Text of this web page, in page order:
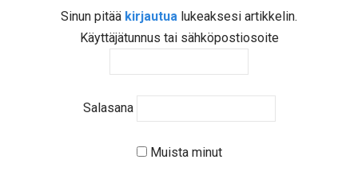
Sinun pitää kirjautua lukeaksesi artikkelin.
Käyttäjätunnus tai sähköpostiosoite
Salasana
Muista minut